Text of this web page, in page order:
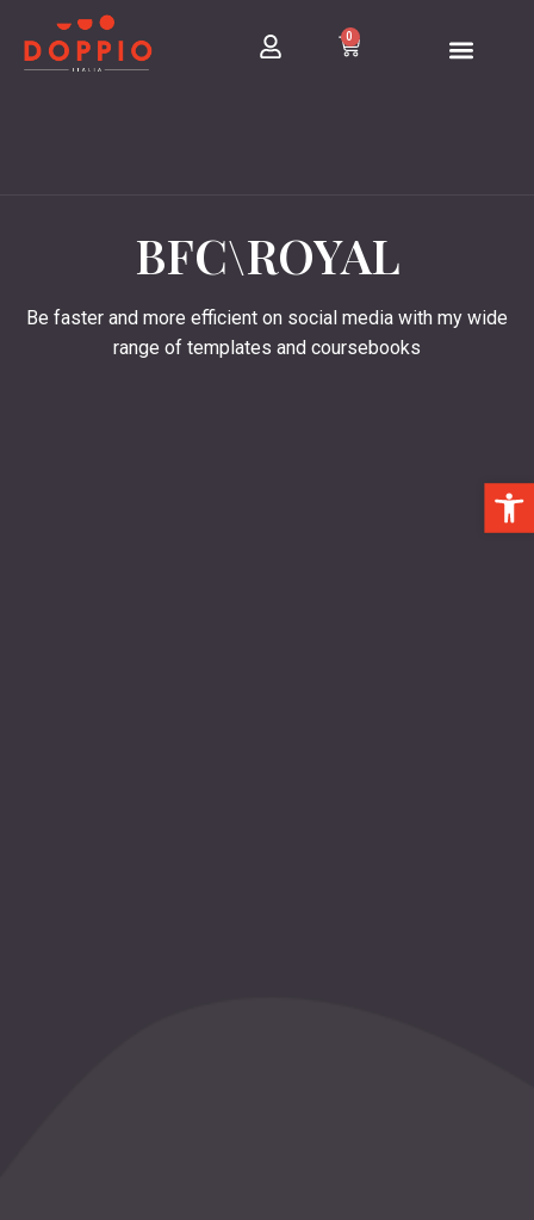
פתח סרגל נגישות
0
BFC\ROYAL
Be faster and more efficient on social media with my wide
range of templates and coursebooks